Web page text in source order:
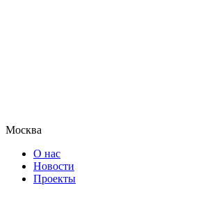
Москва
О нас
Новости
Проекты